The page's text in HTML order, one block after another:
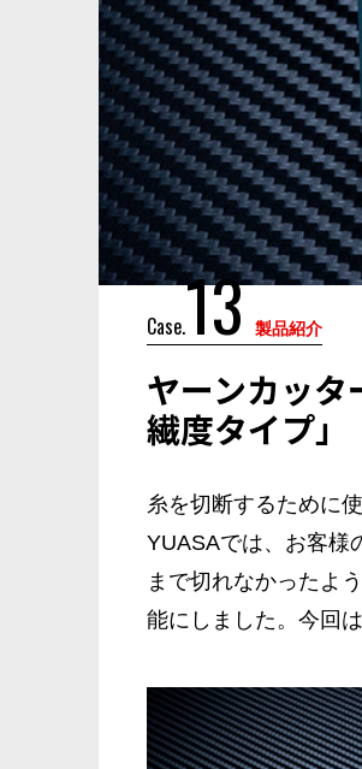
Case.13 製品紹介
ヤーンカッ
繊度タイプ」
糸を切断するために
YUASAでは、お客様
まで切れなかったよ
能にしました。今回